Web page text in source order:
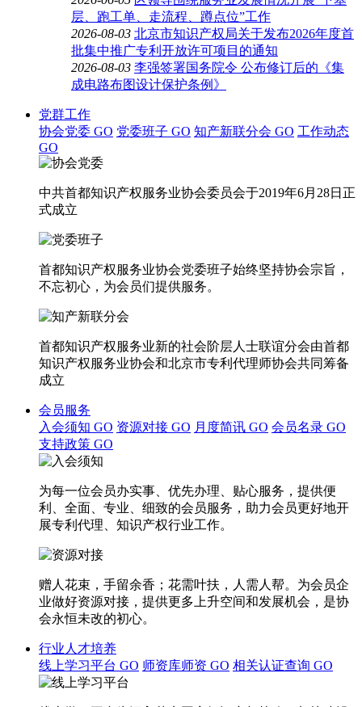
层、跑工单、走流程、蹲点位”工作
2026-08-03 北京市知识产权局关于发布2026年度首
批集中推广专利开放许可项目的通知
2026-08-03 李强签署国务院令 公布修订后的《集
成电路布图设计保护条例》
党群工作
协会党委 GO 党委班子 GO 知产新联分会 GO 工作动态
GO
中共首都知识产权服务业协会委员会于2019年6月28日正
式成立
首都知识产权服务业协会党委班子始终坚持协会宗旨，
不忘初心，为会员们提供服务。
首都知识产权服务业新的社会阶层人士联谊分会由首都
知识产权服务业协会和北京市专利代理师协会共同筹备
成立
会员服务
入会须知 GO 资源对接 GO 月度简讯 GO 会员名录 GO
支持政策 GO
为每一位会员办实事、优先办理、贴心服务，提供便
利、全面、专业、细致的会员服务，助力会员更好地开
展专利代理、知识产权行业工作。
赠人花束，手留余香；花需叶扶，人需人帮。为会员企
业做好资源对接，提供更多上升空间和发展机会，是协
会永恒未改的初心。
行业人才培养
线上学习平台 GO 师资库师资 GO 相关认证查询 GO